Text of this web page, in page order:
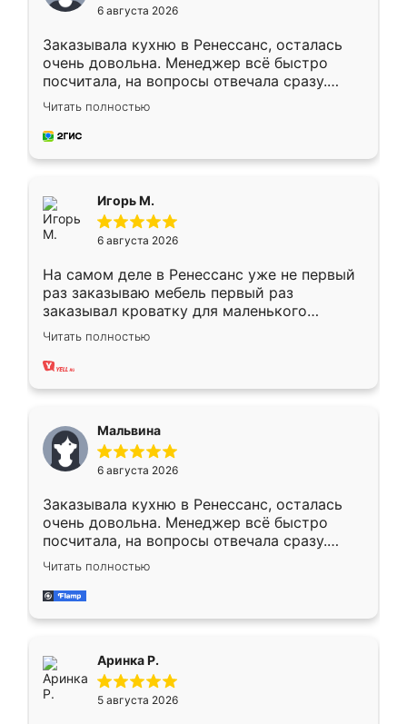
6 августа 2026
Заказывала кухню в Ренессанс, осталась
очень довольна. Менеджер всё быстро
посчитала, на вопросы отвечала сразу.
Замерщик приехал в субботу, подошёл к
делу со всей ответственностью. Собрали
за день, ребята работали аккуратно, даже
Читать полностью
Игорь М.
6 августа 2026
На самом деле в Ренессанс уже не первый
раз заказываю мебель первый раз
заказывал кроватку для маленького
ребёнка при его рождении ,во второй раз
заказал шкаф-купе. По качеству очень
хорошее сборка достаточно быстрая,
меньше, здесь же он более разнообразный.
Мне нравится ,если что-то потребуется из
мебели буду заказывать только здесь.
Читать полностью
Мальвина
6 августа 2026
Заказывала кухню в Ренессанс, осталась
очень довольна. Менеджер всё быстро
посчитала, на вопросы отвечала сразу.
Замерщик приехал в субботу, подошёл к
делу со всей ответственностью. Собрали
за день, ребята работали аккуратно, даже
Читать полностью
Аринка Р.
5 августа 2026